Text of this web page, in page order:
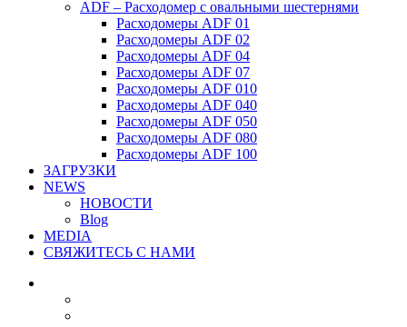
ADF – Расходомер с овальными шестернями
Расходомеры ADF 01
Расходомеры ADF 02
Расходомеры ADF 04
Расходомеры ADF 07
Расходомеры ADF 010
Расходомеры ADF 040
Расходомеры ADF 050
Расходомеры ADF 080
Расходомеры ADF 100
ЗАГРУЗКИ
NEWS
НОВОСТИ
Blog
MEDIA
СВЯЖИТЕСЬ С НАМИ